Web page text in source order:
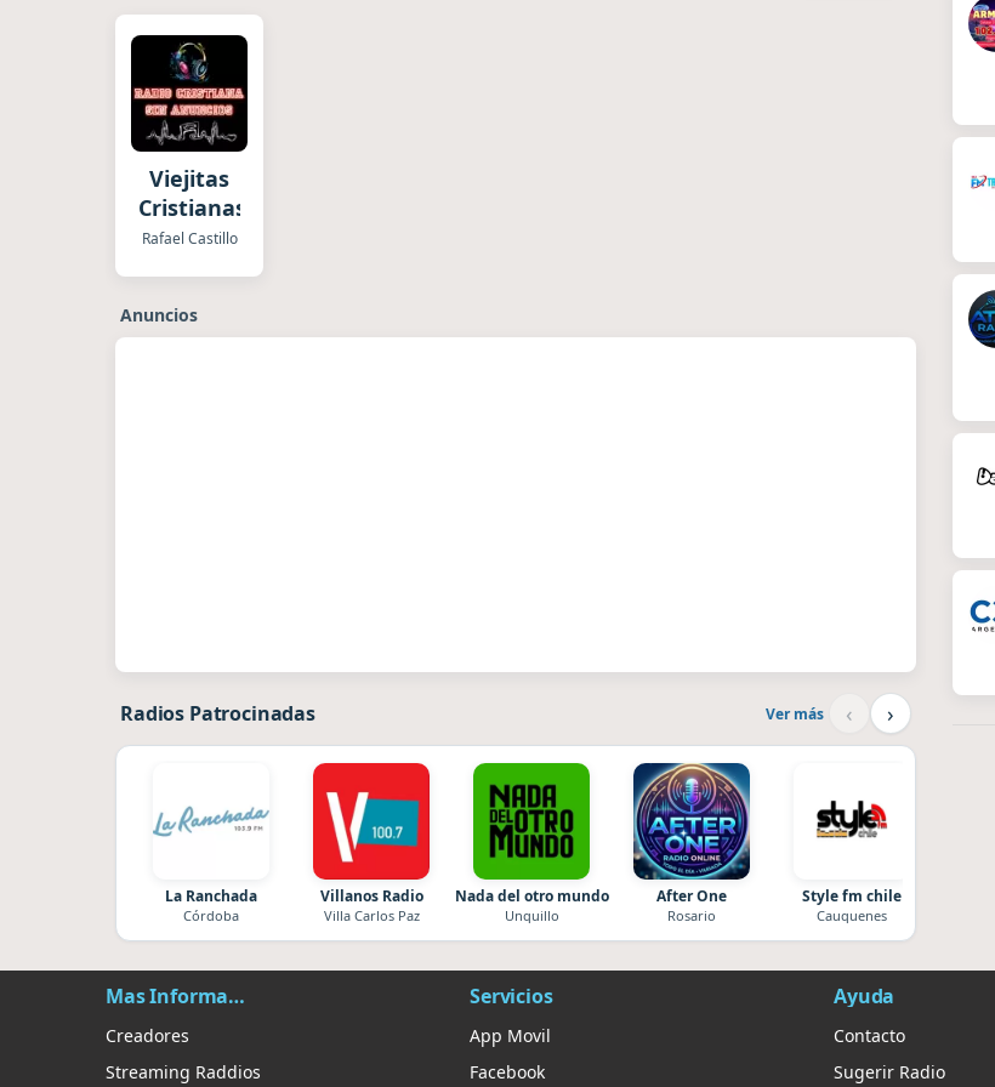
Viejitas
Cristianas
Rafael Castillo
Anuncios
Radios Patrocinadas Ver más ‹ ›
La Ranchada
Córdoba
Villanos Radio
Villa Carlos Paz
Nada del otro mundo
Unquillo
After One
Rosario
Style fm chile
Cauquenes
Mas Información
Creadores
Streaming Raddios
Servicios
App Movil
Facebook
Ayuda
Contacto
Sugerir Radio